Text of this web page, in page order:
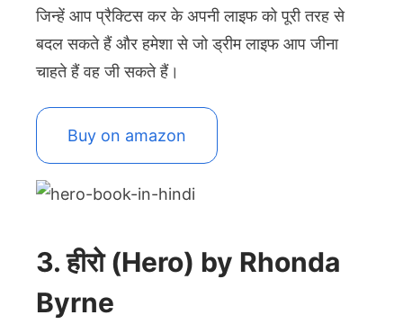
जिन्हें आप प्रैक्टिस कर के अपनी लाइफ को पूरी तरह से
बदल सकते हैं और हमेशा से जो ड्रीम लाइफ आप जीना
चाहते हैं वह जी सकते हैं।
Buy on amazon
3. हीरो (Hero) by Rhonda
Byrne